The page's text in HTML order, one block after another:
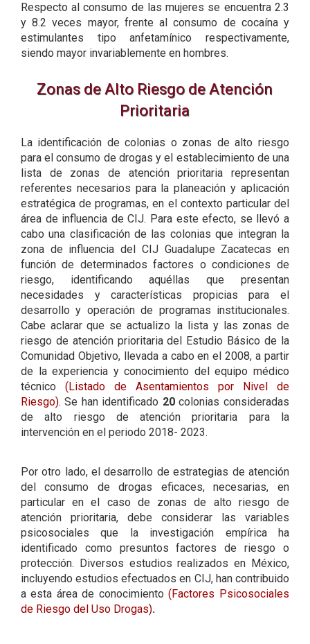
Respecto al consumo de las mujeres se encuentra 2.3
y 8.2 veces mayor, frente al consumo de cocaína y
estimulantes tipo anfetamínico respectivamente,
siendo mayor invariablemente en hombres.
Zonas de Alto Riesgo de Atención
Prioritaria
La identificación de colonias o zonas de alto riesgo
para el consumo de drogas y el establecimiento de una
lista de zonas de atención prioritaria representan
referentes necesarios para la planeación y aplicación
estratégica de programas, en el contexto particular del
área de influencia de CIJ. Para este efecto, se llevó a
cabo una clasificación de las colonias que integran la
zona de influencia del CIJ Guadalupe Zacatecas en
función de determinados factores o condiciones de
riesgo, identificando aquéllas que presentan
necesidades y características propicias para el
desarrollo y operación de programas institucionales.
Cabe aclarar que se actualizo la lista y las zonas de
riesgo de atención prioritaria del Estudio Básico de la
Comunidad Objetivo, llevada a cabo en el 2008, a partir
de la experiencia y conocimiento del equipo médico
técnico (Listado de Asentamientos por Nivel de
Riesgo). Se han identificado 20 colonias consideradas
de alto riesgo de atención prioritaria para la
intervención en el periodo 2018- 2023.
Por otro lado, el desarrollo de estrategias de atención
del consumo de drogas eficaces, necesarias, en
particular en el caso de zonas de alto riesgo de
atención prioritaria, debe considerar las variables
psicosociales que la investigación empírica ha
identificado como presuntos factores de riesgo o
protección. Diversos estudios realizados en México,
incluyendo estudios efectuados en CIJ, han contribuido
a esta área de conocimiento(Factores Psicosociales
de Riesgo del Uso Drogas).